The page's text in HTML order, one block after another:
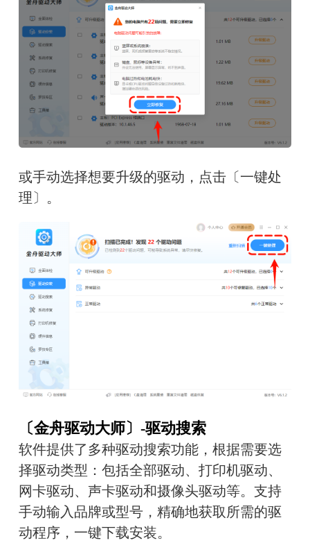
或手动选择想要升级的驱动，点击〔一键处
理〕。
〔金舟驱动大师〕-驱动搜索
软件提供了多种驱动搜索功能，根据需要选
择驱动类型：包括全部驱动、打印机驱动、
网卡驱动、声卡驱动和摄像头驱动等。支持
手动输入品牌或型号，精确地获取所需的驱
动程序，一键下载安装。